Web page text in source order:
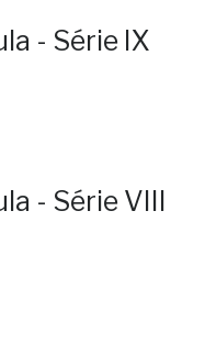
- Série IX
- Série VIII